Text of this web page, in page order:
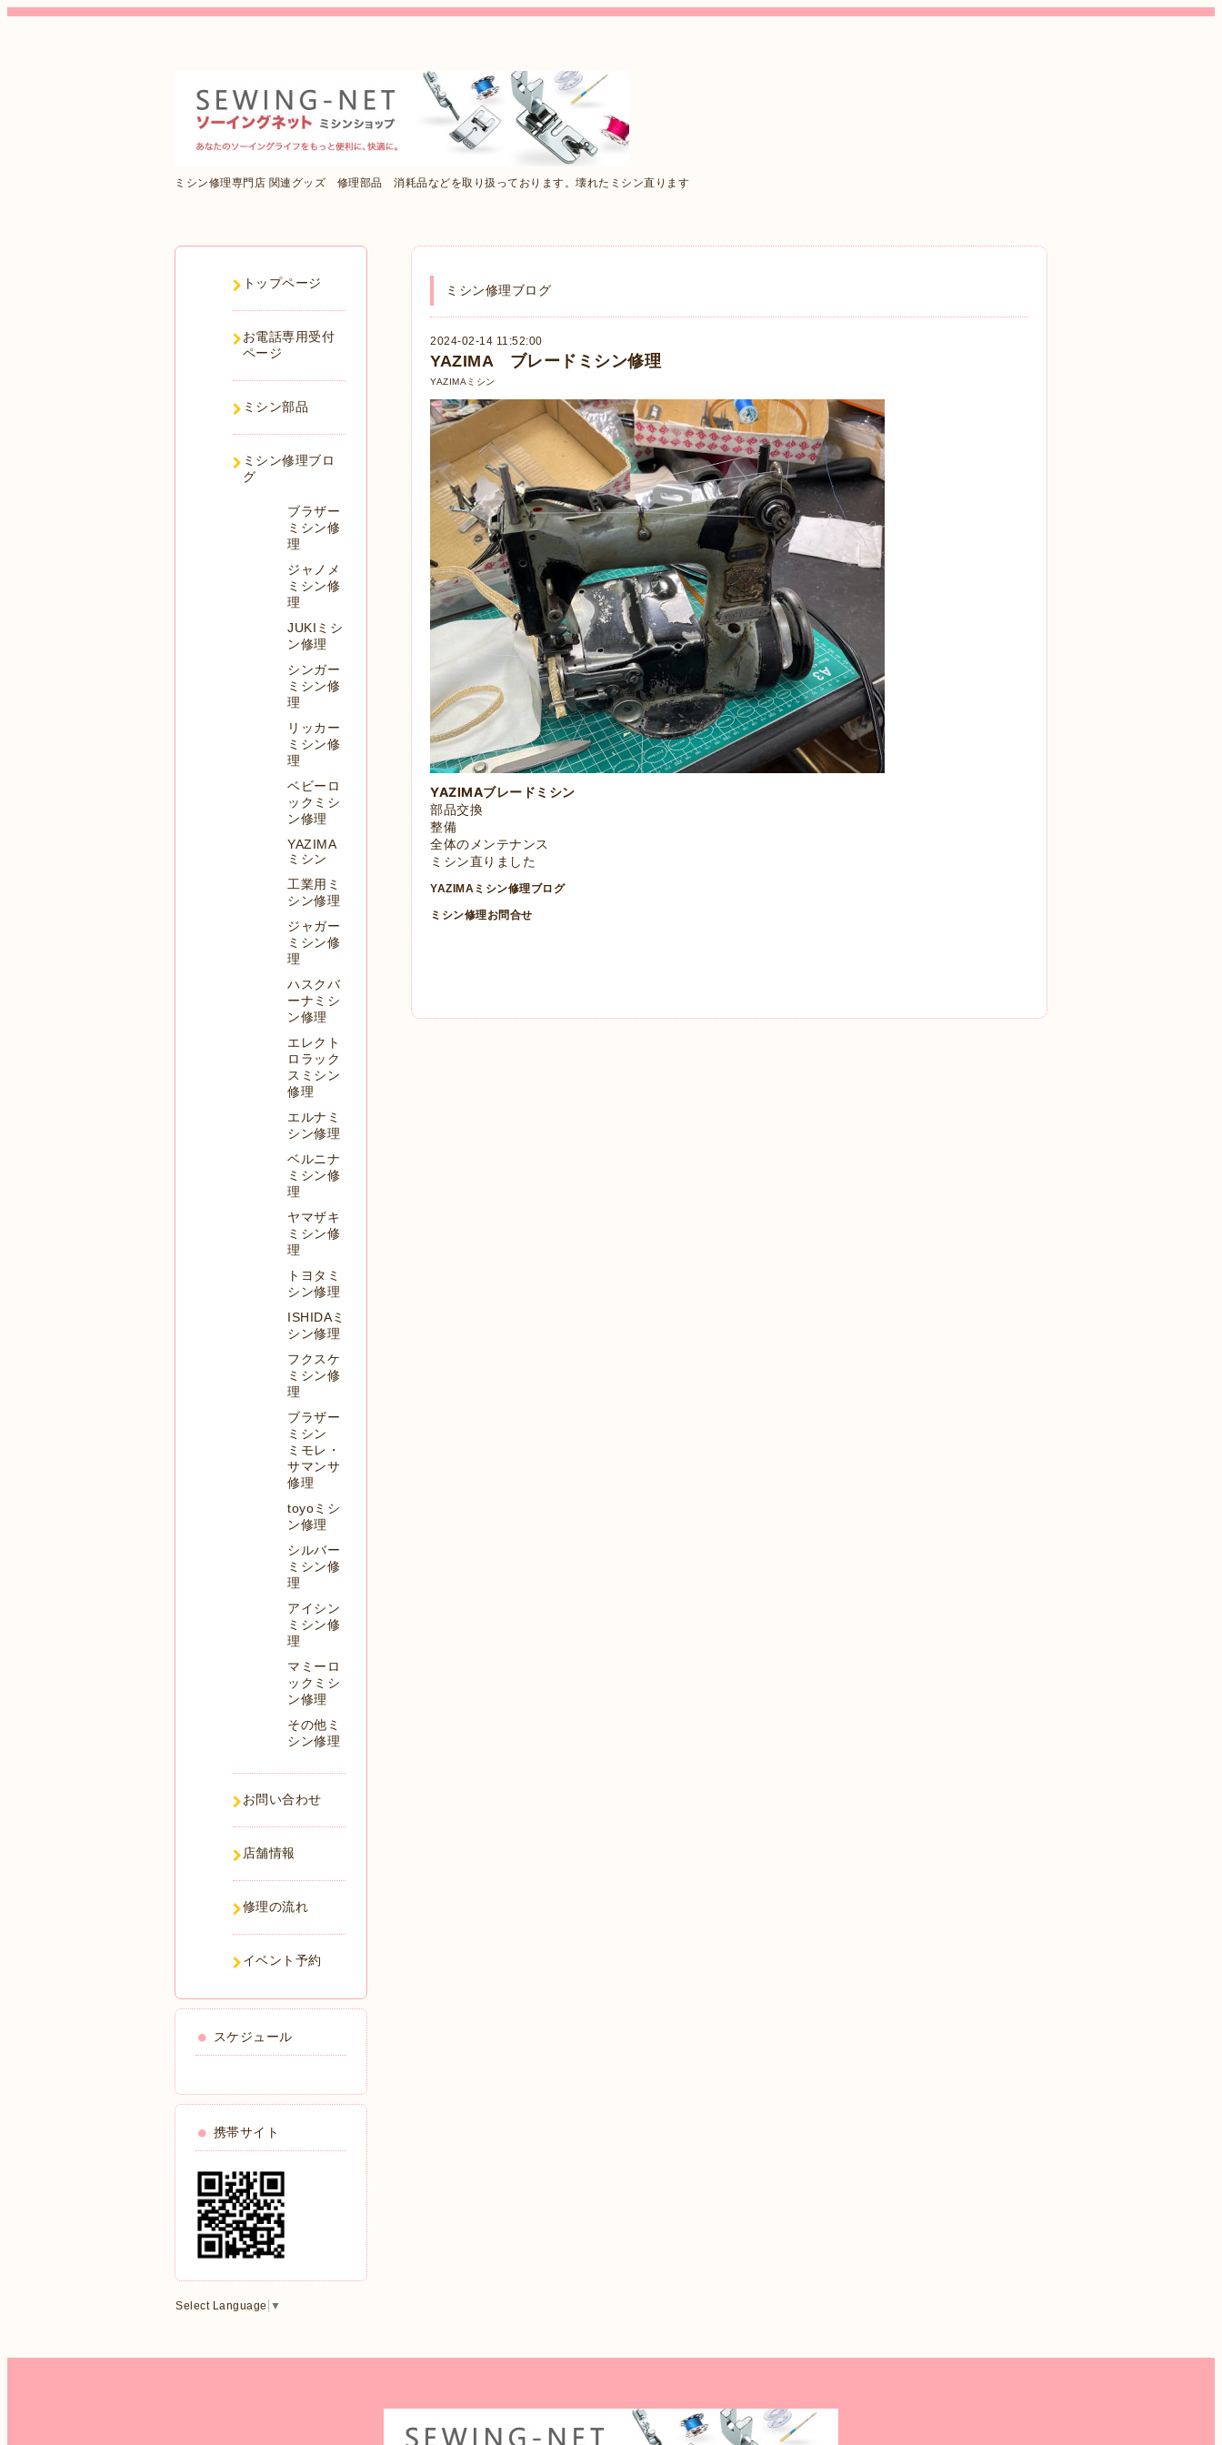
ミシン修理専門店 関連グッズ 修理部品 消耗品などを取り扱っております。壊れたミシン直ります
ミシン修理ブログ
2024-02-14 11:52:00
YAZIMA ブレードミシン修理
YAZIMAミシン
YAZIMAブレードミシン
部品交換
整備
全体のメンテナンス
ミシン直りました
YAZIMAミシン修理ブログ
ミシン修理お問合せ
トップページ
お電話専用受付
ページ
ミシン部品
ミシン修理ブロ
グ
ブラザー
ミシン修
理
ジャノメ
ミシン修
理
JUKIミシ
ン修理
シンガー
ミシン修
理
リッカー
ミシン修
理
ベビーロ
ックミシ
ン修理
YAZIMA
ミシン
工業用ミ
シン修理
ジャガー
ミシン修
理
ハスクバ
ーナミシ
ン修理
エレクト
ロラック
スミシン
修理
エルナミ
シン修理
ベルニナ
ミシン修
理
ヤマザキ
ミシン修
理
トヨタミ
シン修理
ISHIDAミ
シン修理
フクスケ
ミシン修
理
ブラザー
ミシン
ミモレ・
サマンサ
修理
toyoミシ
ン修理
シルバー
ミシン修
理
アイシン
ミシン修
理
マミーロ
ックミシ
ン修理
その他ミ
シン修理
お問い合わせ
店舗情報
修理の流れ
イベント予約
スケジュール
携帯サイト
Select Language ▼